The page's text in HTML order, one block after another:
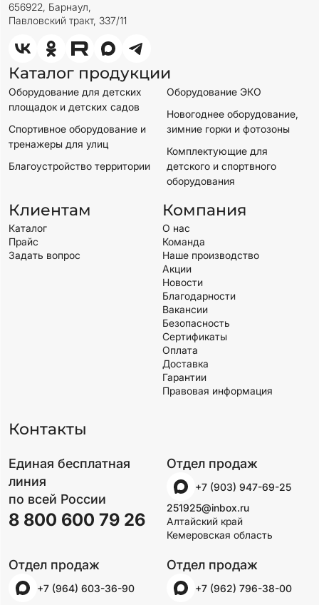
656922, Барнаул,
Павловский тракт, 337/11
Каталог продукции
Оборудование для детских
площадок и детских садов
Спортивное оборудование и
тренажеры для улиц
Благоустройство территории
Оборудование ЭКО
Новогоднее оборудование,
зимние горки и фотозоны
Комплектующие для
детского и спортвного
оборудования
Клиентам
Каталог
Прайс
Задать вопрос
Компания
О нас
Команда
Наше производство
Акции
Новости
Благодарности
Вакансии
Безопасность
Сертификаты
Оплата
Доставка
Гарантии
Правовая информация
Контакты
Единая бесплатная
линия
по всей России
8 800 600 79 26
Отдел продаж
+7 (903) 947-69-25
251925@inbox.ru
Алтайский край
Кемеровская область
Отдел продаж
+7 (964) 603-36-90
Отдел продаж
+7 (962) 796-38-00